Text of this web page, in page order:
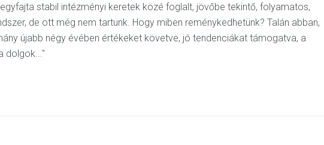
stabil intézményi keretek közé foglalt, jövőbe tekintő, folyamatos,
de ott még nem tartunk. Hogy miben reménykedhetünk? Talán abban,
újabb négy évében értékeket követve, jó tendenciákat támogatva, a
dolgok..."